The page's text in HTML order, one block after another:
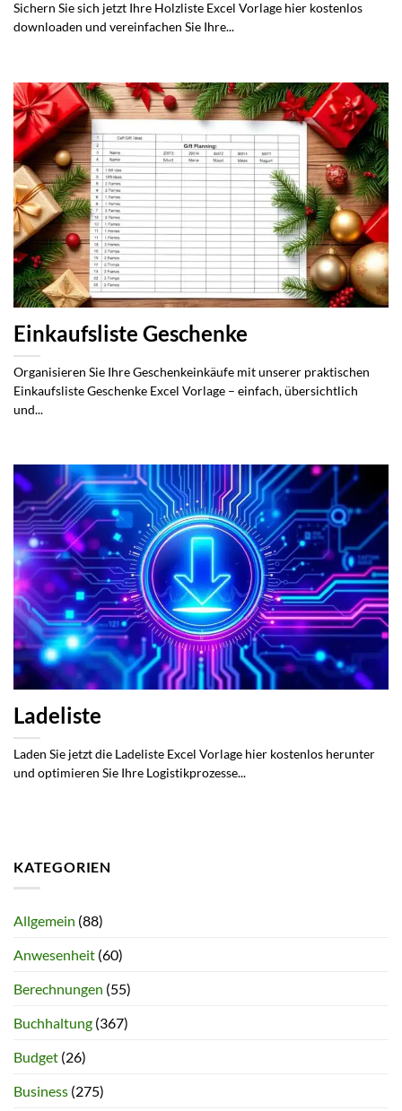
Sichern Sie sich jetzt Ihre Holzliste Excel Vorlage hier kostenlos
downloaden und vereinfachen Sie Ihre...
Einkaufsliste Geschenke
Organisieren Sie Ihre Geschenkeinkäufe mit unserer praktischen
Einkaufsliste Geschenke Excel Vorlage – einfach, übersichtlich
und...
Ladeliste
Laden Sie jetzt die Ladeliste Excel Vorlage hier kostenlos herunter
und optimieren Sie Ihre Logistikprozesse...
KATEGORIEN
Allgemein (88)
Anwesenheit (60)
Berechnungen (55)
Buchhaltung (367)
Budget (26)
Business (275)